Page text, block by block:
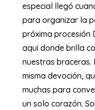
especial llegó
para organizar la
próxima procesión
aquí donde brilla
nuestras braceras.
misma devoción,
muchas para
un solo corazón.